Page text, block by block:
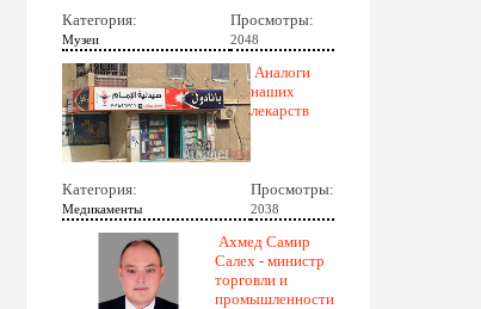
Категория:
Музеи
Просмотры:
2048
Аналоги
наших
лекарств
Категория:
Медикаменты
Просмотры:
2038
Ахмед Самир
Салех - министр
торговли и
промышленности